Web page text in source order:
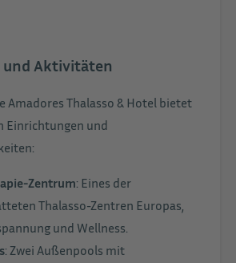
Aktivitäten
Amadores Thalasso & Hotel bietet
Einrichtungen und
Zentrum: Eines der
Thalasso-Zentren Europas,
und Wellness.
: Zwei Außenpools mit